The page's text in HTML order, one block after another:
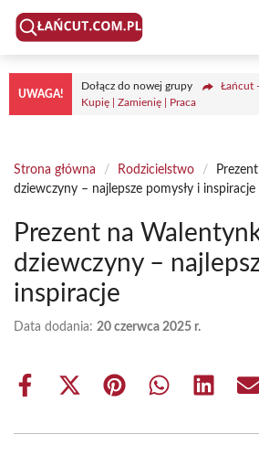
Przejdź
treści
UWAGA!
Dołącz do nowej grupy
Łańcut
Kupię | Zamienię | Praca
Strona główna / Rodzicielstwo /
dziewczyny – najlepsze pomysły i inspiracje
Prezent na
dziewczyny –
inspiracje
Data dodania: 20 czerwca 2025 r.
Share
Share
(Twitter)
Share Share Share